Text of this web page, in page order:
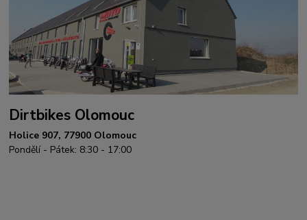
Dirtbikes Olomouc
Holice 907, 77900 Olomouc
Pondělí - Pátek: 8:30 - 17:00